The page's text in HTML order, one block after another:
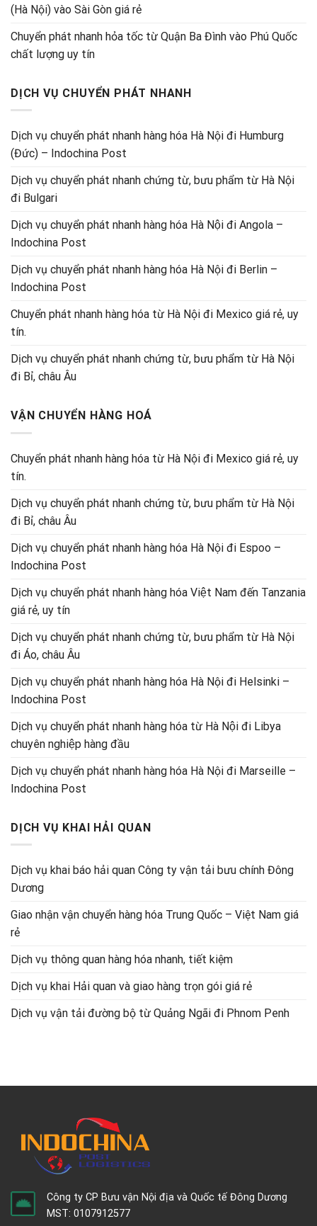
(Hà Nội) vào Sài Gòn giá rẻ
Chuyển phát nhanh hỏa tốc từ Quận Ba Đình vào Phú Quốc
chất lượng uy tín
DỊCH VỤ CHUYỂN PHÁT NHANH
Dịch vụ chuyển phát nhanh hàng hóa Hà Nội đi Humburg
(Đức) – Indochina Post
Dịch vụ chuyển phát nhanh chứng từ, bưu phẩm từ Hà Nội
đi Bulgari
Dịch vụ chuyển phát nhanh hàng hóa Hà Nội đi Angola –
Indochina Post
Dịch vụ chuyển phát nhanh hàng hóa Hà Nội đi Berlin –
Indochina Post
Chuyển phát nhanh hàng hóa từ Hà Nội đi Mexico giá rẻ, uy
tín.
Dịch vụ chuyển phát nhanh chứng từ, bưu phẩm từ Hà Nội
đi Bỉ, châu Âu
VẬN CHUYỂN HÀNG HOÁ
Chuyển phát nhanh hàng hóa từ Hà Nội đi Mexico giá rẻ, uy
tín.
Dịch vụ chuyển phát nhanh chứng từ, bưu phẩm từ Hà Nội
đi Bỉ, châu Âu
Dịch vụ chuyển phát nhanh hàng hóa Hà Nội đi Espoo –
Indochina Post
Dịch vụ chuyển phát nhanh hàng hóa Việt Nam đến Tanzania
giá rẻ, uy tín
Dịch vụ chuyển phát nhanh chứng từ, bưu phẩm từ Hà Nội
đi Áo, châu Âu
Dịch vụ chuyển phát nhanh hàng hóa Hà Nội đi Helsinki –
Indochina Post
Dịch vụ chuyển phát nhanh hàng hóa từ Hà Nội đi Libya
chuyên nghiệp hàng đầu
Dịch vụ chuyển phát nhanh hàng hóa Hà Nội đi Marseille –
Indochina Post
DỊCH VỤ KHAI HẢI QUAN
Dịch vụ khai báo hải quan Công ty vận tải bưu chính Đông
Dương
Giao nhận vận chuyển hàng hóa Trung Quốc – Việt Nam giá
rẻ
Dịch vụ thông quan hàng hóa nhanh, tiết kiệm
Dịch vụ khai Hải quan và giao hàng trọn gói giá rẻ
Dịch vụ vận tải đường bộ từ Quảng Ngãi đi Phnom Penh
Công ty CP Bưu vận Nội địa và Quốc tế Đông Dương
MST: 0107912577